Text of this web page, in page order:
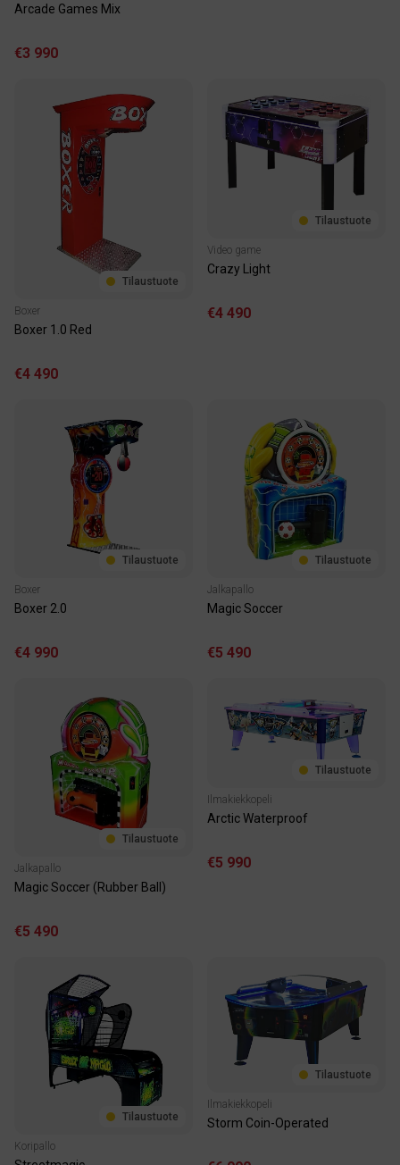
Arcade Games Mix
€3 990
Tilaustuote
Boxer
Boxer 1.0 Red
€4 490
Tilaustuote
Video game
Crazy Light
€4 490
Tilaustuote
Boxer
Boxer 2.0
€4 990
Tilaustuote
Jalkapallo
Magic Soccer
€5 490
Tilaustuote
Jalkapallo
Magic Soccer (Rubber Ball)
€5 490
Tilaustuote
Ilmakiekkopeli
Arctic Waterproof
€5 990
Tilaustuote
Koripallo
Tilaustuote
Ilmakiekkopeli
Storm Coin-Operated